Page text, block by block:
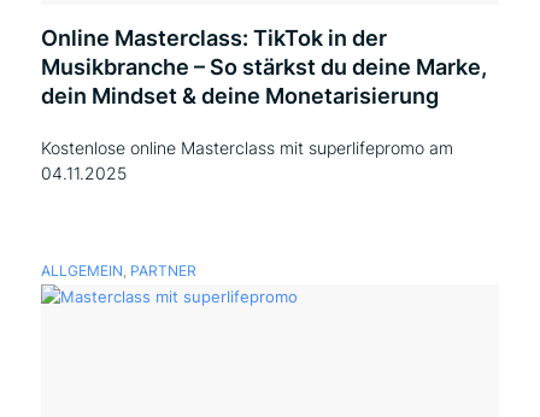
Online Masterclass: TikTok in der
Musikbranche – So stärkst du deine Marke,
dein Mindset & deine Monetarisierung
Kostenlose online Masterclass mit superlifepromo am
04.11.2025
ALLGEMEIN, PARTNER